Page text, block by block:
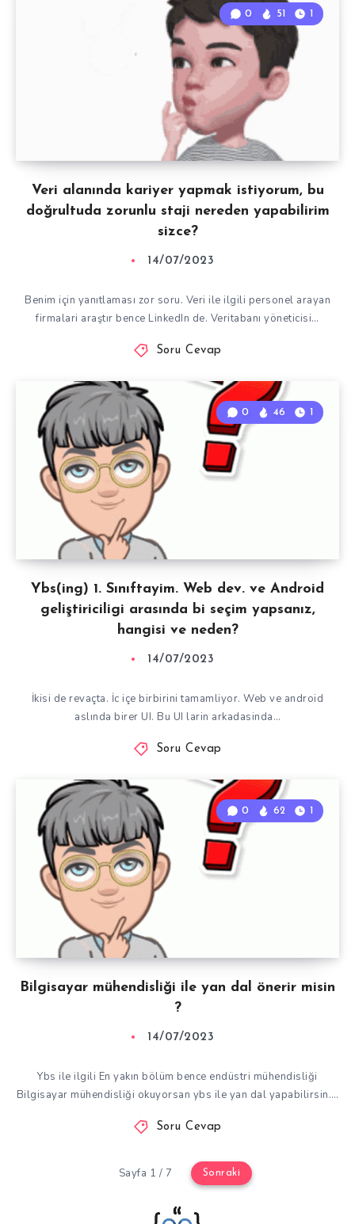
Veri alanında kariyer yapmak istiyorum, bu
doğrultuda zorunlu staji nereden yapabilirim
sizce?
0 51 1
14/07/2023
Benim için yanıtlaması zor soru. Veri ile ilgili personel arayan
firmalari araştır bence LinkedIn de. Veritabanı yöneticisi…
Soru Cevap
Ybs(ing) 1. Sınıftayim. Web dev. ve Android
geliştiriciligi arasında bi seçim yapsanız,
hangisi ve neden?
0 46 1
14/07/2023
İkisi de revaçta. İc içe birbirini tamamliyor. Web ve android
aslında birer UI. Bu UI larin arkadasinda…
Soru Cevap
Bilgisayar mühendisliği ile yan dal önerir misin
?
0 62 1
14/07/2023
Ybs ile ilgili En yakın bölüm bence endüstri mühendisliği
Bilgisayar mühendisliği okuyorsan ybs ile yan dal yapabilirsin….
Soru Cevap
Sayfa 1 / 7 Sonraki